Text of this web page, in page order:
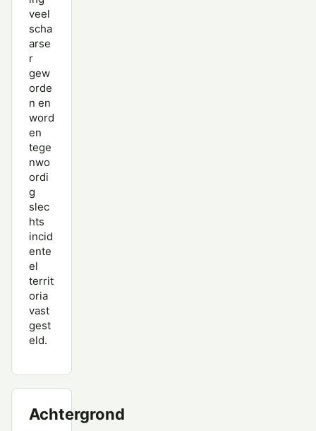
veel
scha
arse
r
gew
orde
n en
word
en
tege
nwo
ordi
g
slec
hts
incid
ente
el
territ
oria
vast
gest
eld.
Achtergrond